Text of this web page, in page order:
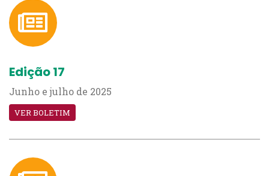
Edição 17
Junho e julho de 2025
VER BOLETIM